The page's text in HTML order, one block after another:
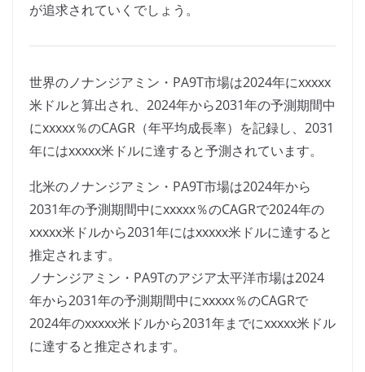
が追求されていくでしょう。
世界のノナンジアミン・PA9T市場は2024年にxxxxx
米ドルと算出され、2024年から2031年の予測期間中
にxxxxx％のCAGR（年平均成長率）を記録し、2031
年にはxxxxx米ドルに達すると予測されています。
北米のノナンジアミン・PA9T市場は2024年から
2031年の予測期間中にxxxxx％のCAGRで2024年の
xxxxx米ドルから2031年にはxxxxx米ドルに達すると
推定されます。
ノナンジアミン・PA9Tのアジア太平洋市場は2024
年から2031年の予測期間中にxxxxx％のCAGRで
2024年のxxxxx米ドルから2031年までにxxxxx米ドル
に達すると推定されます。